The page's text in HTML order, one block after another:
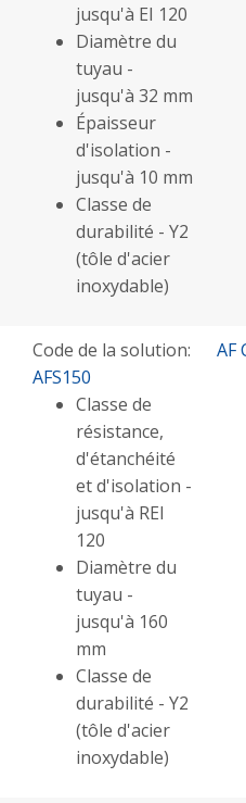
jusqu'à EI 120
Diamètre du
tuyau -
jusqu'à 32 mm
Épaisseur
d'isolation -
jusqu'à 10 mm
Classe de
durabilité - Y2
(tôle d'acier
inoxydable)
Code de la solution:
AFS150
Classe de
résistance,
d'étanchéité
et d'isolation -
jusqu'à REI
120
Diamètre du
tuyau -
jusqu'à 160
mm
Classe de
durabilité - Y2
(tôle d'acier
inoxydable)
AF